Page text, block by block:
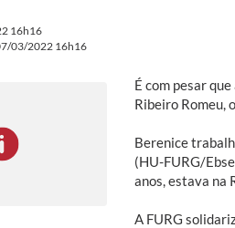
16h16
03/2022 16h16
É com pesar
Ribeiro Romeu,
Berenice
(HU-FURG/
anos, estava na
A FURG